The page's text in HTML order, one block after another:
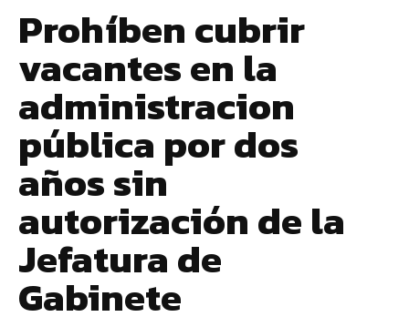
Prohíben cubrir
vacantes en la
administracion
pública por dos
años sin
autorización de la
Jefatura de
Gabinete